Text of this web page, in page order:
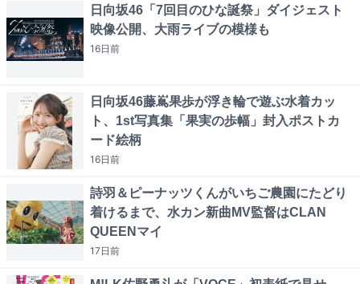
日向坂46「7回目のひな誕祭」ダイジェスト
映像公開、大雨ライブの模様も
16日前
日向坂46藤嶌果歩が浮き輪で遊ぶ水着カッ
ト、1st写真集「果実の歩幅」封入ポストカ
ード絵柄
16日前
詩羽＆ピーナッツくんがいちご農園にたどり
着けるまで、水カン新曲MV監督はCLAN
QUEENマイ
17日前